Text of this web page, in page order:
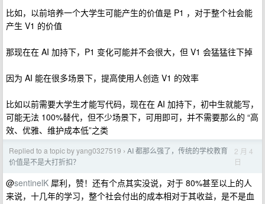
比如，以前培养一个大学生可能产生的价值是 P1 ，对于整个社会能
产生 V1 的价值
那现在在 AI 加持下，P1 变化可能并不会很大，但 V1 会猛猛往下掉
因为 AI 能在很多场景下，提高使用人创造 V1 的效率
比如以前需要大学生才能写代码，现在在 AI 加持下，初中生就能写，
可能无法 100%替代，但不少场景下，可用即可，并不需要那么的 “高
效、优雅、维护成本低”之类
Replied to a topic by yang0327519 › AI 都那么强了，传统的学校教育
价值是不是大打折扣？
2 月 4
日
@sentinelK 犀利，赞！还有个点其实没说，对于 80%甚至以上的人
来说，十几年的学习，整个社会付出的成本相对于其收益，是不是血